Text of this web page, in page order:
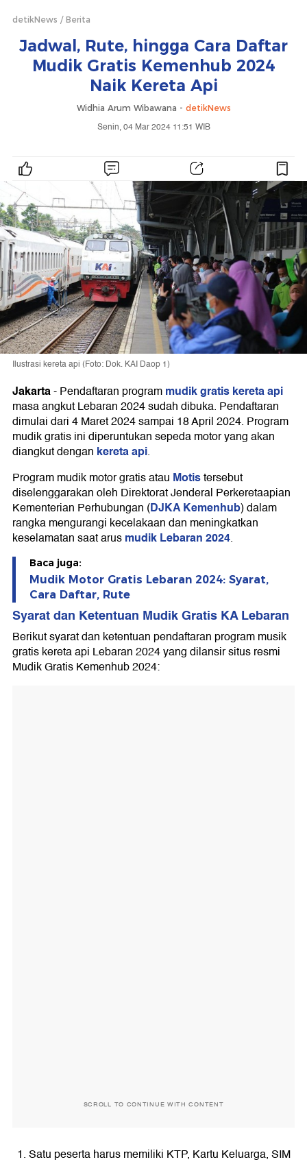
detikNews Berita
Jadwal, Rute, hingga Cara Daftar
Mudik Gratis Kemenhub 2024
Naik Kereta Api
Widhia Arum Wibawana - detikNews
Senin, 04 Mar 2024 11:51 WIB
Ilustrasi kereta api (Foto: Dok. KAI Daop 1)
Jakarta-Pendaftaran programmudik gratis kereta api
masa angkut Lebaran 2024 sudah dibuka. Pendaftaran
dimulai dari 4 Maret 2024 sampai 18 April 2024. Program
mudik gratis ini diperuntukan sepeda motor yang akan
diangkut dengan kereta api.
Program mudik motor gratis atau Motistersebut
diselenggarakan oleh Direktorat Jenderal Perkeretaapian
Kementerian Perhubungan (DJKA Kemenhub) dalam
rangka mengurangi kecelakaan dan meningkatkan
keselamatan saat arusmudik Lebaran 2024.
Baca juga:
Mudik Motor Gratis Lebaran 2024: Syarat,
Cara Daftar, Rute
Syarat dan Ketentuan Mudik Gratis KA Lebaran
Berikut syarat dan ketentuan pendaftaran program musik
gratis kereta api Lebaran 2024 yang dilansir situs resmi
Mudik Gratis Kemenhub 2024:
SCROLL TO CONTINUE WITH CONTENT
Satu peserta harus memiliki KTP, Kartu Keluarga, SIM